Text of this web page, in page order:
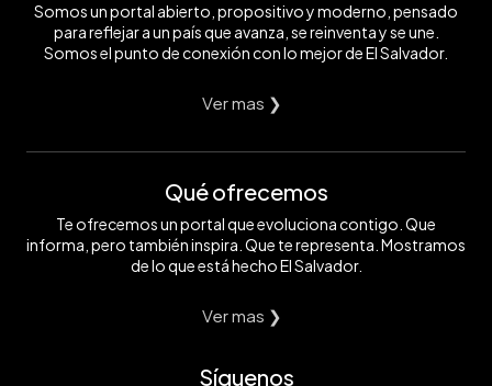
Somos un portal abierto, propositivo y moderno, pensado
para reflejar a un país que avanza, se reinventa y se une.
Somos el punto de conexión con lo mejor de El Salvador.
Ver mas ❯
Qué ofrecemos
Te ofrecemos un portal que evoluciona contigo. Que
informa, pero también inspira. Que te representa. Mostramos
de lo que está hecho El Salvador.
Ver mas ❯
Síguenos